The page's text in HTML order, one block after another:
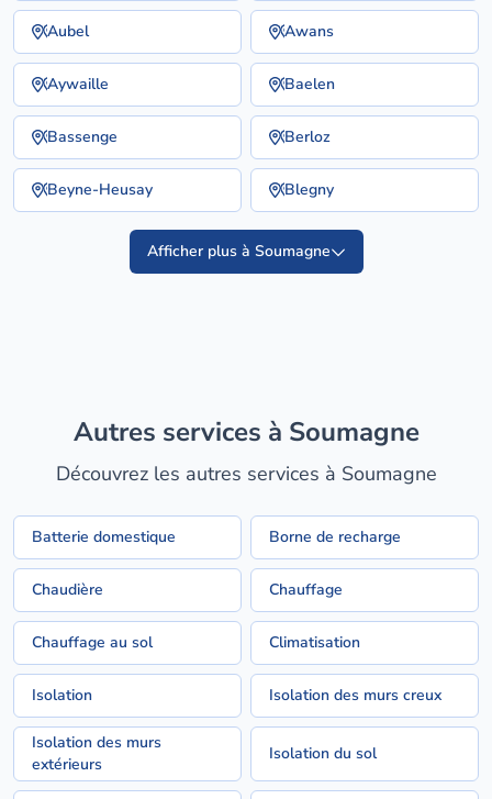
Aubel Awans
Aywaille Baelen
Bassenge Berloz
Beyne-Heusay Blegny
Afficher plus à Soumagne
Autres services à Soumagne
Découvrez les autres services à Soumagne
Batterie domestique Borne de recharge
Chaudière Chauffage
Chauffage au sol Climatisation
Isolation Isolation des murs creux
Isolation des murs
extérieurs
Isolation du sol